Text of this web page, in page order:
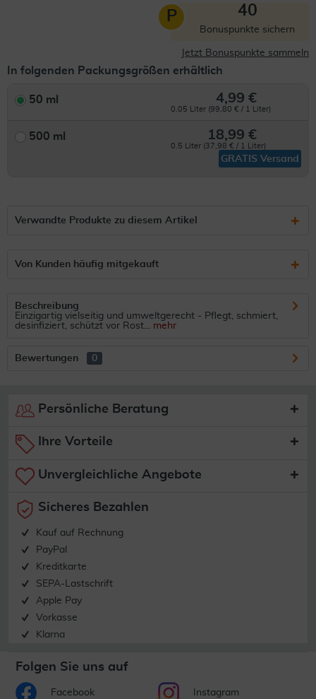
P 40
Bonuspunkte sichern
Jetzt Bonuspunkte sammeln
In folgenden Packungsgrößen erhältlich
50 ml 4,99 €
0.05 Liter (99,80 € / 1 Liter)
500 ml 18,99 €
0.5 Liter (37,98 € / 1 Liter)
GRATIS Versand
Verwandte Produkte zu diesem Artikel
Von Kunden häufig mitgekauft
Beschreibung
Einzigartig vielseitig und umweltgerecht - Pflegt, schmiert,
desinfiziert, schützt vor Rost... mehr
Bewertungen 0
Persönliche Beratung
Ihre Vorteile
Unvergleichliche Angebote
Sicheres Bezahlen
Kauf auf Rechnung
PayPal
Kreditkarte
SEPA-Lastschrift
Apple Pay
Vorkasse
Klarna
Folgen Sie uns auf
Facebook Instagram